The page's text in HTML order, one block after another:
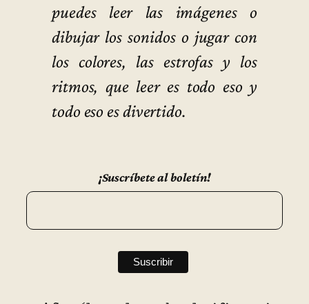
puedes leer las imágenes o
dibujar los sonidos o jugar con
los colores, las estrofas y los
ritmos, que leer es todo eso y
todo eso es divertido.
¡Suscríbete al boletín!